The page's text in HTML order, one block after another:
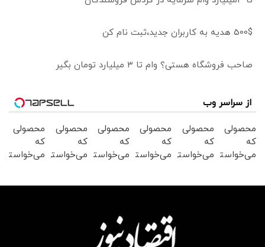
500$ هدیه به کاربران جدید،ثبت نام کن
صاحب فروشگاه هستی؟ وام تا ۳ میلیارد تومان بگیر
از سراسر وب
محصولی
که
می‌خواستی
محصولی
که
می‌خواستی
محصولی
که
می‌خواستی
بخر !
محصولی
که
می‌خواستی
بخر !
محصولی
که
می‌خواستی
محصولی
که
می‌خواستی